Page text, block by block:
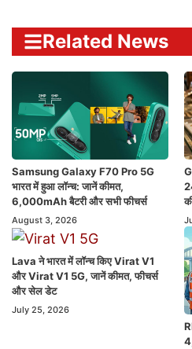
Related News
Samsung Galaxy F70 Pro 5G
भारत में हुआ लॉन्च: जानें कीमत,
6,000mAh बैटरी और सभी फीचर्स
August 3, 2026
Lava ने भारत में लॉन्च किए Virat V1
और Virat V1 5G, जानें कीमत, फीचर्स
और सेल डेट
July 25, 2026